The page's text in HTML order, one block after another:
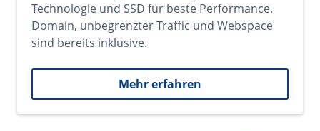
Technologie und SSD für beste Performance.
Domain, unbegrenzter Traffic und Webspace
sind bereits inklusive.
Mehr erfahren